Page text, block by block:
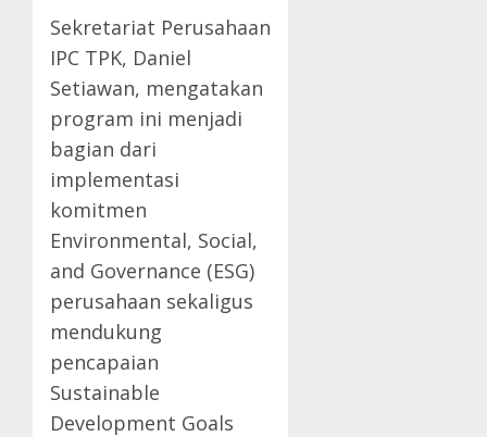
Sekretariat Perusahaan
IPC TPK, Daniel
Setiawan, mengatakan
program ini menjadi
bagian dari
implementasi
komitmen
Environmental, Social,
and Governance (ESG)
perusahaan sekaligus
mendukung
pencapaian
Sustainable
Development Goals